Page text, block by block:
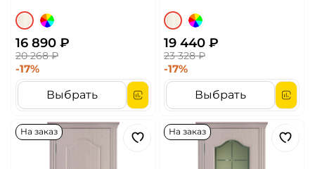
16 890 ₽
20 268 ₽
-17%
Выбрать
19 440 ₽
23 328 ₽
-17%
Выбрать
На заказ На заказ